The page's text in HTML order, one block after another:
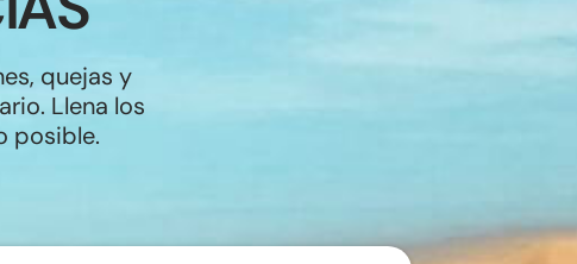
quejas y
Llena los
posible.